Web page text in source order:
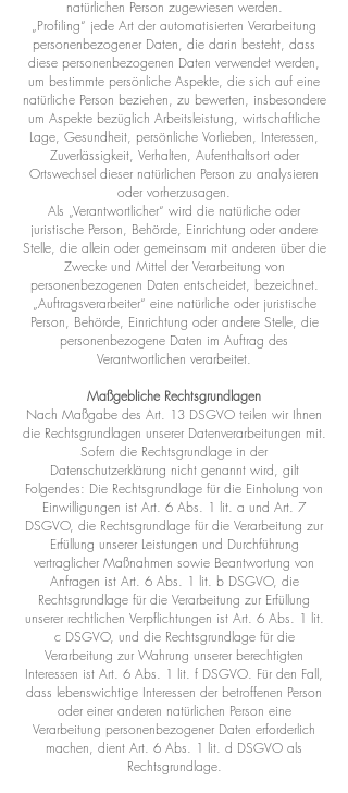
natürlichen Person zugewiesen werden.
„Profiling“ jede Art der automatisierten Verarbeitung
personenbezogener Daten, die darin besteht, dass
diese personenbezogenen Daten verwendet werden,
um bestimmte persönliche Aspekte, die sich auf eine
natürliche Person beziehen, zu bewerten, insbesondere
um Aspekte bezüglich Arbeitsleistung, wirtschaftliche
Lage, Gesundheit, persönliche Vorlieben, Interessen,
Zuverlässigkeit, Verhalten, Aufenthaltsort oder
Ortswechsel dieser natürlichen Person zu analysieren
oder vorherzusagen.
Als „Verantwortlicher“ wird die natürliche oder
juristische Person, Behörde, Einrichtung oder andere
Stelle, die allein oder gemeinsam mit anderen über die
Zwecke und Mittel der Verarbeitung von
personenbezogenen Daten entscheidet, bezeichnet.
„Auftragsverarbeiter“ eine natürliche oder juristische
Person, Behörde, Einrichtung oder andere Stelle, die
personenbezogene Daten im Auftrag des
Verantwortlichen verarbeitet.
Maßgebliche Rechtsgrundlagen
Nach Maßgabe des Art. 13 DSGVO teilen wir Ihnen
die Rechtsgrundlagen unserer Datenverarbeitungen mit.
Sofern die Rechtsgrundlage in der
Datenschutzerklärung nicht genannt wird, gilt
Folgendes: Die Rechtsgrundlage für die Einholung von
Einwilligungen ist Art. 6 Abs. 1 lit. a und Art. 7
DSGVO, die Rechtsgrundlage für die Verarbeitung zur
Erfüllung unserer Leistungen und Durchführung
vertraglicher Maßnahmen sowie Beantwortung von
Anfragen ist Art. 6 Abs. 1 lit. b DSGVO, die
Rechtsgrundlage für die Verarbeitung zur Erfüllung
unserer rechtlichen Verpflichtungen ist Art. 6 Abs. 1 lit.
c DSGVO, und die Rechtsgrundlage für die
Verarbeitung zur Wahrung unserer berechtigten
Interessen ist Art. 6 Abs. 1 lit. f DSGVO. Für den Fall,
dass lebenswichtige Interessen der betroffenen Person
oder einer anderen natürlichen Person eine
Verarbeitung personenbezogener Daten erforderlich
machen, dient Art. 6 Abs. 1 lit. d DSGVO als
Rechtsgrundlage.